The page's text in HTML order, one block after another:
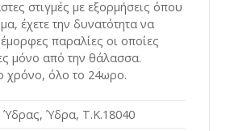
στιγμές με εξορμήσεις όπου
έχετε την δυνατότητα να
παραλίες οι οποίες
μόνο από την θάλασσα.
χρόνο, όλο το 24ωρο.
Ύδρας, Ύδρα, Τ.Κ.18040